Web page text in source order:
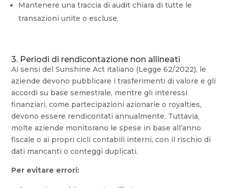
Mantenere una traccia di audit chiara di tutte le
transazioni unite o escluse.
3. Periodi di rendicontazione non allineati
Ai sensi del Sunshine Act italiano (Legge 62/2022), le
aziende devono pubblicare i trasferimenti di valore e gli
accordi su base semestrale, mentre gli interessi
finanziari, come partecipazioni azionarie o royalties,
devono essere rendicontati annualmente. Tuttavia,
molte aziende monitorano le spese in base all’anno
fiscale o ai propri cicli contabili interni, con il rischio di
dati mancanti o conteggi duplicati.
Per evitare errori: